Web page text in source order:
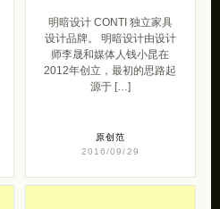
明暗设计 CONTI 独立家具
设计品牌。 明暗设计由设计
师李晟和媒体人钱小昆在
2012年创立，最初的思路起
源于 […]
原创范
2016/09/29